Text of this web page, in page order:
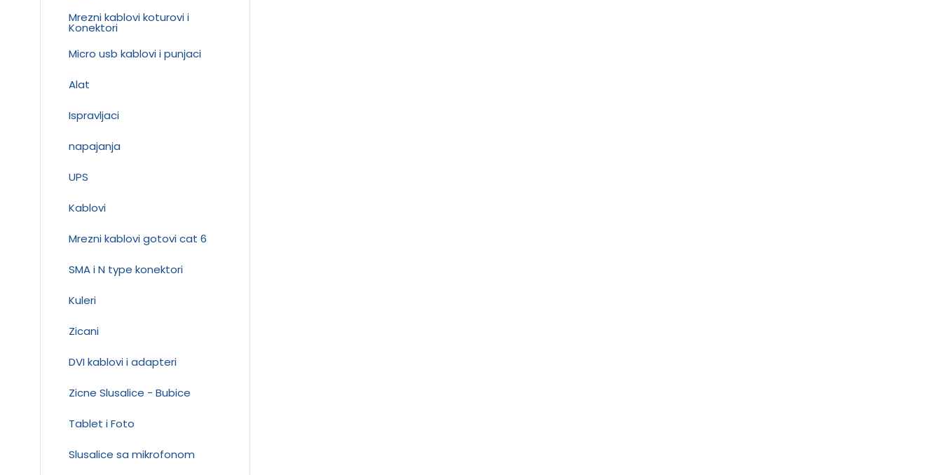
Mrezni kablovi koturovi i
Konektori
Micro usb kablovi i punjaci
Alat
Ispravljaci
napajanja
UPS
Kablovi
Mrezni kablovi gotovi cat 6
SMA i N type konektori
Kuleri
Zicani
DVI kablovi i adapteri
Zicne Slusalice - Bubice
Tablet i Foto
Slusalice sa mikrofonom